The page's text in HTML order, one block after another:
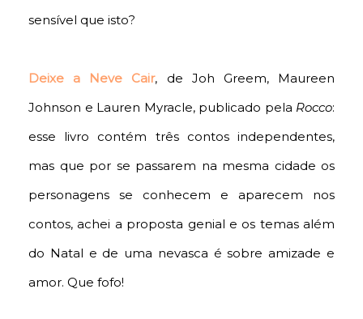
sensível que isto?
Deixe a Neve Cair, de Joh Greem, Maureen
Johnson e Lauren Myracle, publicado pela Rocco:
esse livro contém três contos independentes,
mas que por se passarem na mesma cidade os
personagens se conhecem e aparecem nos
contos, achei a proposta genial e os temas além
do Natal e de uma nevasca é sobre amizade e
amor. Que fofo!